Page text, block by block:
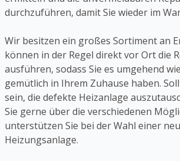
durchzuführen, damit Sie wieder im
Wir besitzen ein großes Sortiment an
können in der Regel direkt vor Ort die
ausführen, sodass Sie es umgehend
gemütlich in Ihrem Zuhause haben.
sein, die defekte Heizanlage
Sie gerne über die verschiedenen
unterstützen Sie bei der Wahl einer
Heizungsanlage.